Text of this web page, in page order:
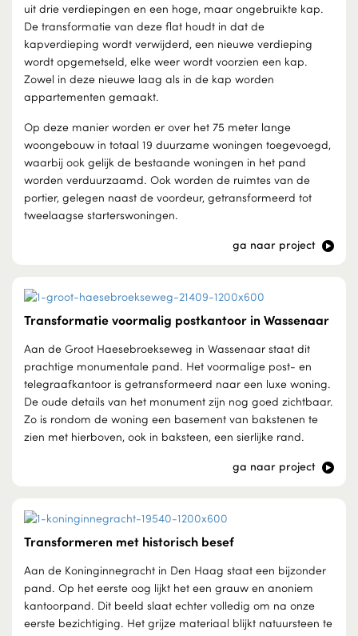
uit drie verdiepingen en een hoge, maar ongebruikte kap.
De transformatie van deze flat houdt in dat de
kapverdieping wordt verwijderd, een nieuwe verdieping
wordt opgemetseld, elke weer wordt voorzien een kap.
Zowel in deze nieuwe laag als in de kap worden
appartementen gemaakt.
Op deze manier worden er over het 75 meter lange
woongebouw in totaal 19 duurzame woningen toegevoegd,
waarbij ook gelijk de bestaande woningen in het pand
worden verduurzaamd. Ook worden de ruimtes van de
portier, gelegen naast de voordeur, getransformeerd tot
tweelaagse starterswoningen.
ga naar project
Transformatie voormalig postkantoor in Wassenaar
Aan de Groot Haesebroekseweg in Wassenaar staat dit
prachtige monumentale pand. Het voormalige post- en
telegraafkantoor is getransformeerd naar een luxe woning.
De oude details van het monument zijn nog goed zichtbaar.
Zo is rondom de woning een basement van bakstenen te
zien met hierboven, ook in baksteen, een sierlijke rand.
ga naar project
Transformeren met historisch besef
Aan de Koninginnegracht in Den Haag staat een bijzonder
pand. Op het eerste oog lijkt het een grauw en anoniem
kantoorpand. Dit beeld slaat echter volledig om na onze
eerste bezichtiging. Het grijze materiaal blijkt natuursteen te